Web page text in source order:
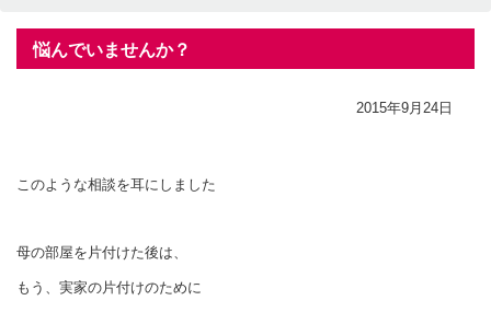
悩んでいませんか？
2015年9月24日
このような相談を耳にしました
母の部屋を片付けた後は、
もう、実家の片付けのために